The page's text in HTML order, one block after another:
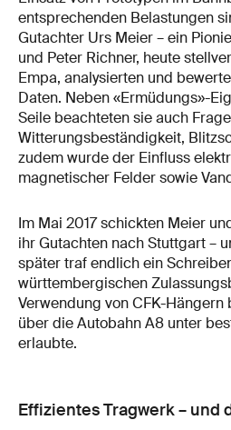
entsprechenden Belastungen
Gutachter Urs Meier – ein
und Peter Richner, heute
Empa, analysierten und
Daten. Neben «Ermüdungs»-
Seile beachteten sie auch
Witterungsbeständigkeit,
zudem wurde der Einfluss
magnetischer Felder sowie
Im Mai 2017 schickten Meier
ihr Gutachten nach Stuttgart –
später traf endlich ein
württembergischen
Verwendung von CFK-
über die Autobahn A8 unter
erlaubte.
Effizientes Tragwerk – und